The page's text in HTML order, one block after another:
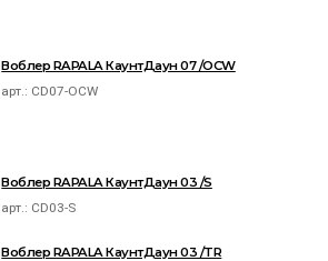
Воблер RAPALA КаунтДаун 07 /OCW
арт.: CD07-OCW
Воблер RAPALA КаунтДаун 03 /S
арт.: CD03-S
Воблер RAPALA КаунтДаун 03 /TR